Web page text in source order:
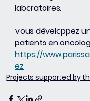
laboratoires.
Vous développez
patients en
https://
ez
Projects supported by